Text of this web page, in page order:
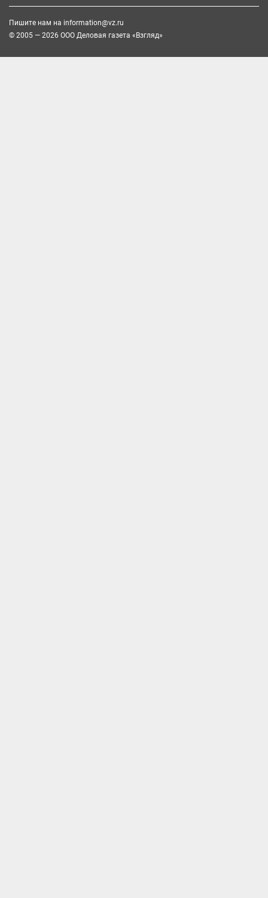
Пишите нам на information@vz.ru
© 2005 — 2026 ООО Деловая газета «Взгляд»